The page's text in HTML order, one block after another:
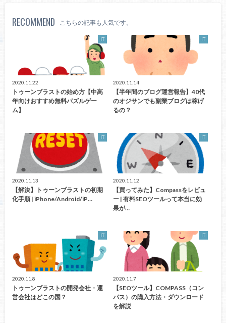
RECOMMEND こちらの記事も人気です。
IT
2020.11.22
トゥーンブラストの始め方【中高
年向けおすすめ無料パズルゲー
ム】
IT
2020.11.14
【半年間のブログ運営報告】40代
のオジサンでも副業ブログは稼げ
るの？
IT
2020.11.13
【解決】トゥーンブラストの初期
化手順 | iPhone/Android/iP…
IT
2020.11.12
【買ってみた】Compassをレビュ
ー | 有料SEOツールって本当に効
果が…
IT
2020.11.8
トゥーンブラストの開発会社・運
営会社はどこの国？
IT
2020.11.7
【SEOツール】COMPASS（コン
パス）の購入方法・ダウンロード
を解説